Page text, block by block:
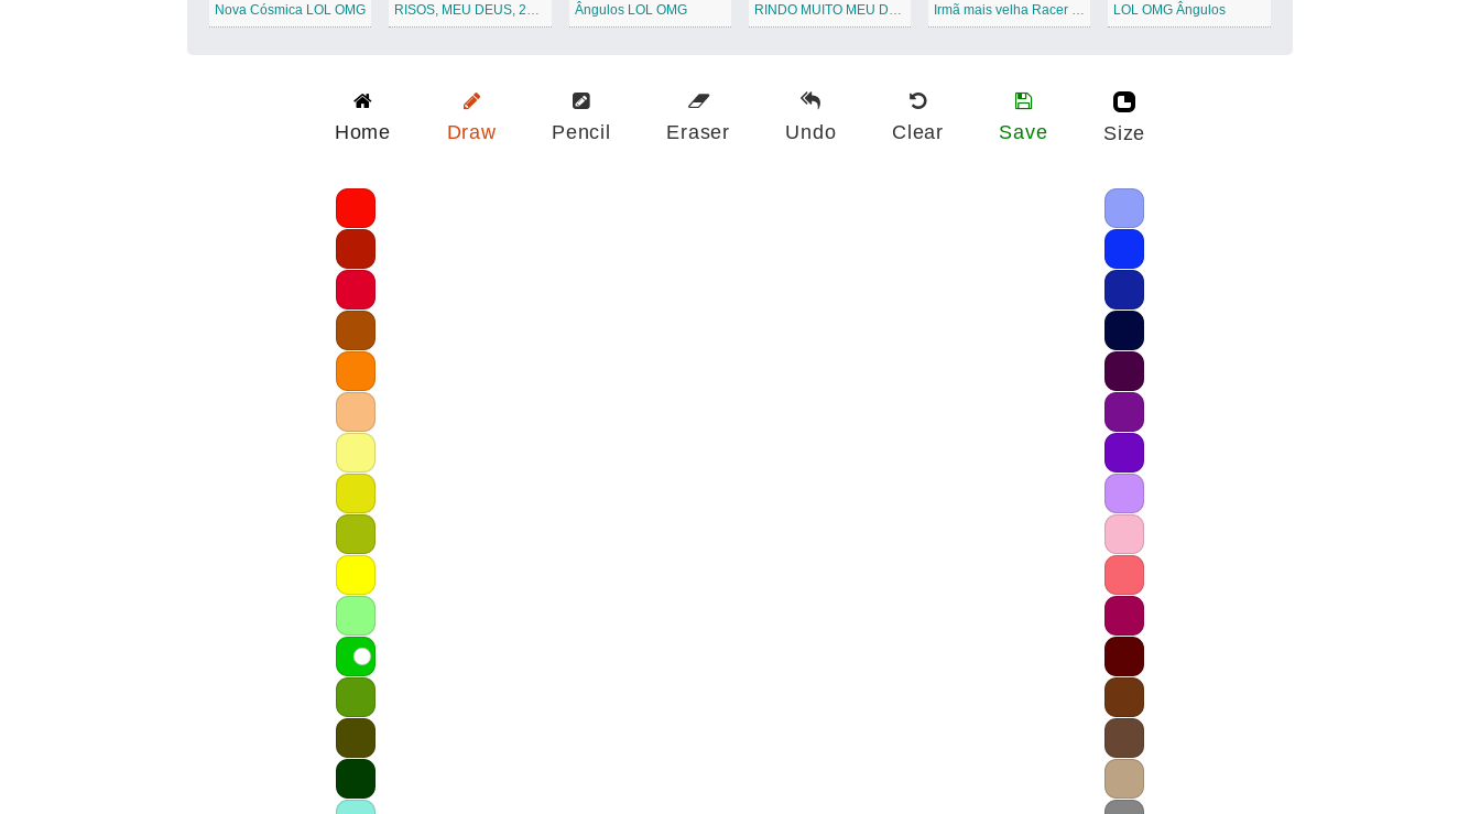
Nova Cósmica LOL OMG RISOS, MEU DEUS, 24K DJ Ângulos LOL OMG RINDO MUITO MEU DEUS, Snowlicious Irmã mais velha Racer LOL OMG LOL OMG Ângulos
Home Draw Pencil Eraser Undo Clear Save Size